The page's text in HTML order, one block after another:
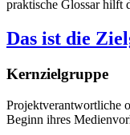
praktische Glossar hilft
Das ist die
Kernzielgruppe
Projektverantwortliche
Beginn ihres